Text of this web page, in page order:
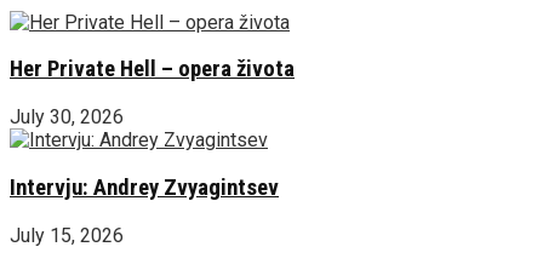
Her Private Hell – opera života
July 30, 2026
Intervju: Andrey Zvyagintsev
July 15, 2026